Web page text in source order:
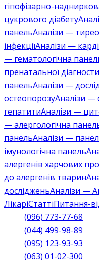
гіпофізарно-
цукрового діабету
панельАналізи —
інфекціїАналізи —
— гематологічна
пренатальної
панельАналізи —
остеопорозуАналізи —
гепатитиАналізи —
— алергологічна
панельАналізи —
імунологічна панель
алергенів харчових
до алергенів тварин
дослідженьАналізи —
ЛікаріСтаттіПитання-
(096) 773-77-68
(044) 499-98-89
(095) 123-93-93
(063) 01-02-300